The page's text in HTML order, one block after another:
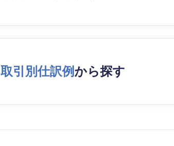
取引別仕訳例から探す